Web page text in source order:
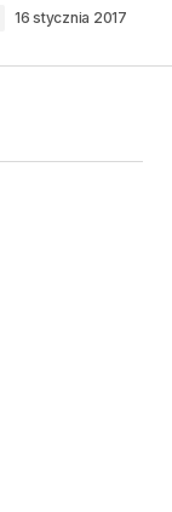
16 stycznia 2017